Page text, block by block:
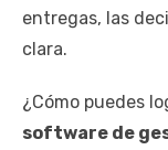
entregas, las
clara.
¿Cómo puedes
software de